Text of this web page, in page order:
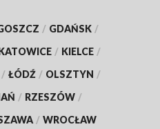
/ GDAŃSK /
/ KIELCE /
/ ŁÓDŹ / OLSZTYN /
/ RZESZÓW /
/ WROCŁAW